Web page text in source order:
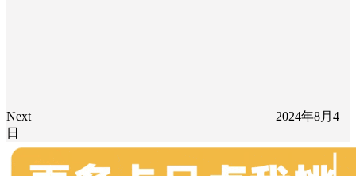
Next
2024年8月4
日